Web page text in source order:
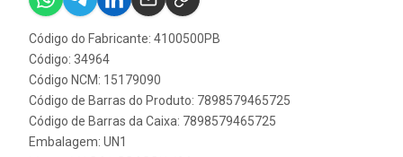
Código do Fabricante: 4100500PB
Código: 34964
Código NCM: 15179090
Código de Barras do Produto: 7898579465725
Código de Barras da Caixa: 7898579465725
Embalagem: UN1